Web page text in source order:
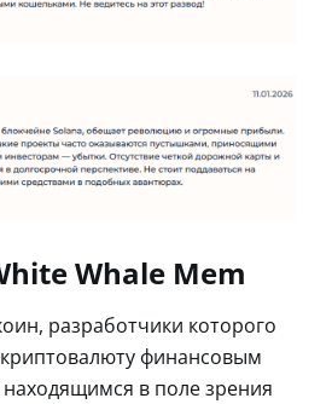
Whale Mem
разработчики которого
финансовым
в поле зрения